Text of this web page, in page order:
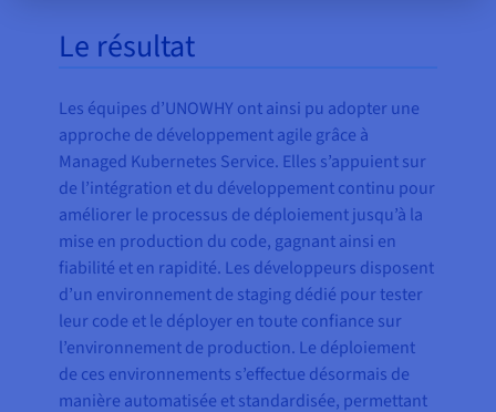
Le résultat
Les équipes d’UNOWHY ont ainsi pu adopter une
approche de développement agile grâce à
Managed Kubernetes Service. Elles s’appuient sur
de l’intégration et du développement continu pour
améliorer le processus de déploiement jusqu’à la
mise en production du code, gagnant ainsi en
fiabilité et en rapidité. Les développeurs disposent
d’un environnement de staging dédié pour tester
leur code et le déployer en toute confiance sur
l’environnement de production. Le déploiement
de ces environnements s’effectue désormais de
manière automatisée et standardisée, permettant